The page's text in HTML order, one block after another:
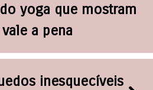
yoga que mostram
a pena
inesquecíveis